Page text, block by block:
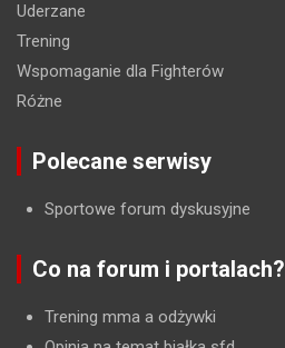
Uderzane
Trening
Wspomaganie dla Fighterów
Różne
Polecane serwisy
Sportowe forum dyskusyjne
Co na forum i portalach?
Trening mma a odżywki